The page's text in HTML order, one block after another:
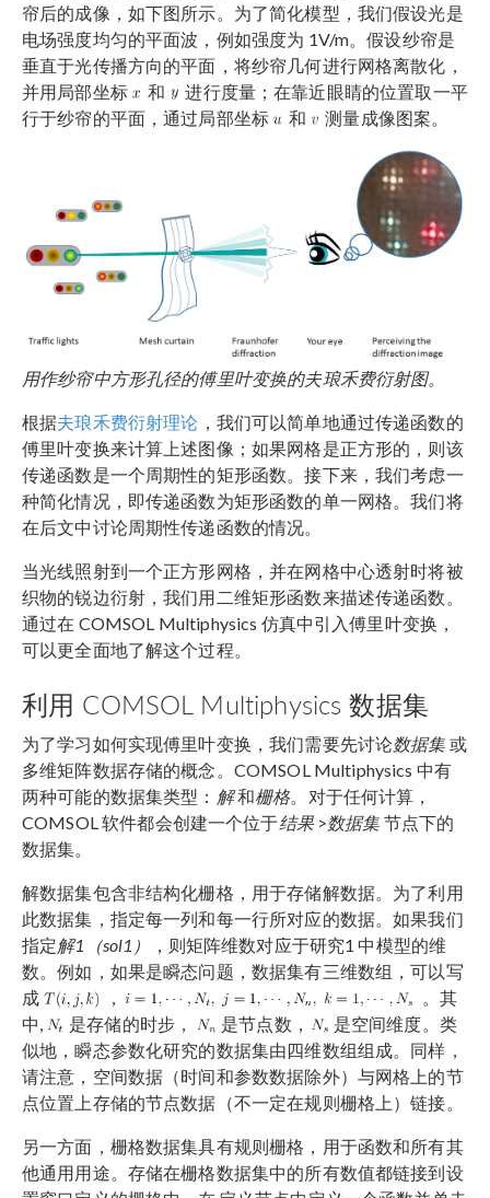
帘后的成像，如下图所示。为了简化模型，我们假设光是
电场强度均匀的平面波，例如强度为 1V/m。假设纱帘是
垂直于光传播方向的平面，将纱帘几何进行网格离散化，
并用局部坐标
和
进行度量；在靠近眼睛的位置取一平
行于纱帘的平面，通过局部坐标
和 测量成像图案。
用作纱帘中方形孔径的傅里叶变换的夫琅禾费衍射图。
根据夫琅禾费衍射理论 ，我们可以简单地通过传递函数的
傅里叶变换来计算上述图像；如果网格是正方形的，则该
传递函数是一个周期性的矩形函数。接下来，我们考虑一
种简化情况，即传递函数为矩形函数的单一网格。我们将
在后文中讨论周期性传递函数的情况。
当光线照射到一个正方形网格，并在网格中心透射时将被
织物的锐边衍射，我们用二维矩形函数来描述传递函数。
通过在 COMSOL Multiphysics 仿真中引入傅里叶变换，
可以更全面地了解这个过程。
利用 COMSOL Multiphysics 数据集
为了学习如何实现傅里叶变换，我们需要先讨论数据集 或
多维矩阵数据存储的概念。COMSOL Multiphysics 中有
两种可能的数据集类型： 解和栅格。对于任何计算，
COMSOL 软件都会创建一个位于结果>数据集 节点下的
数据集。
解数据集包含非结构化栅格，用于存储解数据。为了利用
此数据集，指定每一列和每一行所对应的数据。如果我们
指定解1 （sol1 ）
，则矩阵维数对应于研究1 中模型的维
数。例如，如果是瞬态问题，数据集有三维数组，可以写
成
。其
中,
是存储的时步， 是节点数，
是空间维度。类
似地，瞬态参数化研究的数据集由四维数组组成。同样，
请注意，空间数据（时间和参数数据除外）与网格上的节
点位置上存储的节点数据（不一定在规则栅格上）链接。
另一方面，栅格数据集具有规则栅格，用于函数和所有其
他通用用途。存储在栅格数据集中的所有数值都链接到设